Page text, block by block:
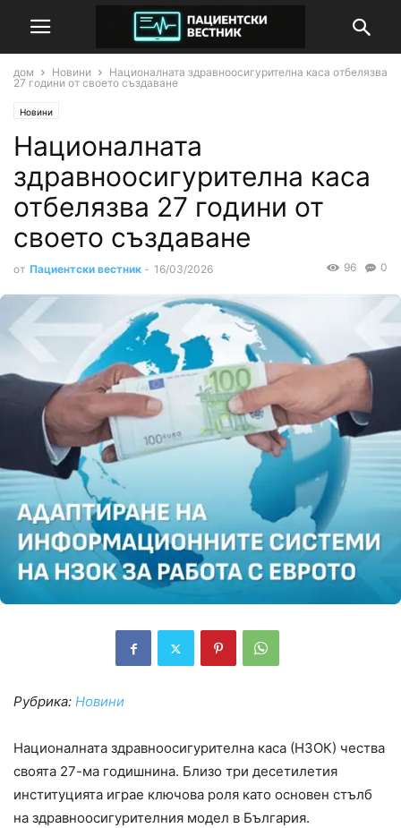
дом Новини
Националната здравноосигурителна каса отбелязва
27 години от своето създаване
Новини
Националната
здравноосигурителна каса
отбелязва 27 години от
своето създаване
от Пациентски вестник - 16/03/2026 0
96
Рубрика: Новини
Националната здравноосигурителна каса (НЗОК) чества
своята 27-ма годишнина. Близо три десетилетия
институцията играе ключова роля като основен стълб
на здравноосигурителния модел в България.